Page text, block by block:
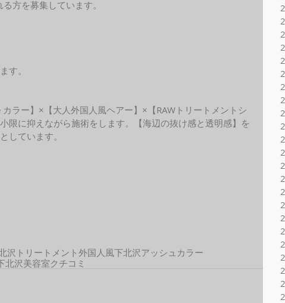
方を募集しています。
す。
ラー】×【大人外国人風ヘアー】×【RAWトリートメントシ
限に抑えながら施術をします。【海辺の抜け感と透明感】を
しています。
沢トリートメント 外国人風下北沢アッシュカラー
北沢美容室クチコミ